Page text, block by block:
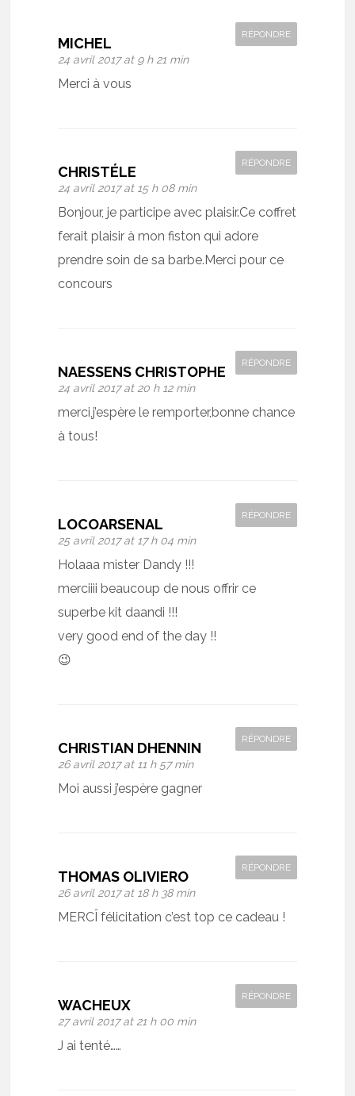
MICHEL
24 avril 2017 at 9 h 21 min
RÉPONDRE
Merci à vous
CHRISTÉLE
24 avril 2017 at 15 h 08 min
RÉPONDRE
Bonjour, je participe avec plaisir.Ce coffret
ferait plaisir à mon fiston qui adore
prendre soin de sa barbe.Merci pour ce
concours
NAESSENS CHRISTOPHE
24 avril 2017 at 20 h 12 min
RÉPONDRE
merci,j’espère le remporter,bonne chance
à tous!
LOCOARSENAL
25 avril 2017 at 17 h 04 min
RÉPONDRE
Holaaa mister Dandy !!!
merciiii beaucoup de nous offrir ce
superbe kit daandi !!!
very good end of the day !!
😉
CHRISTIAN DHENNIN
26 avril 2017 at 11 h 57 min
RÉPONDRE
Moi aussi j’espère gagner
THOMAS OLIVIERO
26 avril 2017 at 18 h 38 min
RÉPONDRE
MERCÎ félicitation c’est top ce cadeau !
WACHEUX
27 avril 2017 at 21 h 00 min
RÉPONDRE
J ai tenté……